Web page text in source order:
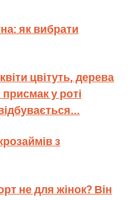
як вибрати
цвітуть, дерева
у роті
з
не для жінок? Він